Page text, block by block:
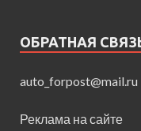
ОБРАТНАЯ
auto_forpost@mail.ru
Реклама на сайте